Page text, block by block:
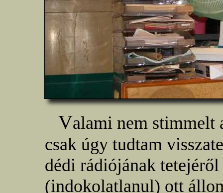
Valami nem stimmelt
csak úgy tudtam
dédi rádiójának
(indokolatlanul) ott